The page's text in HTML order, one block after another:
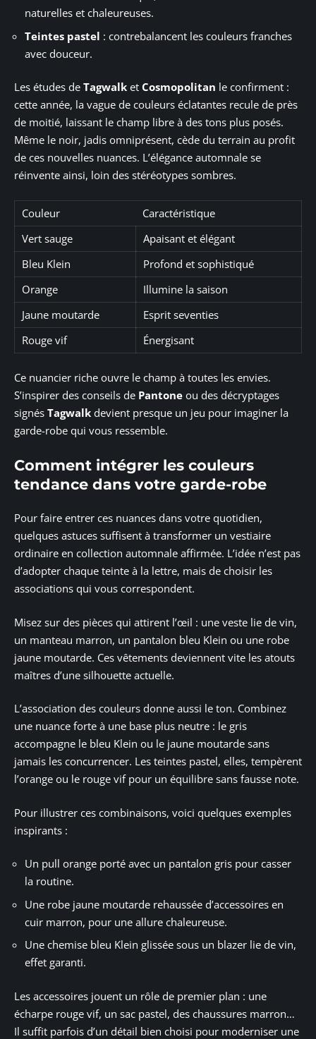
naturelles et chaleureuses.
Teintes pastel : contrebalancent les couleurs franches
avec douceur.
Les études de Tagwalk et Cosmopolitan le confirment :
cette année, la vague de couleurs éclatantes recule de près
de moitié, laissant le champ libre à des tons plus posés.
Même le noir, jadis omniprésent, cède du terrain au profit
de ces nouvelles nuances. L’élégance automnale se
réinvente ainsi, loin des stéréotypes sombres.
Couleur
Caractéristique
Vert sauge
Apaisant et élégant
Bleu Klein
Profond et sophistiqué
Orange
Illumine la saison
Jaune moutarde
Esprit seventies
Rouge vif
Énergisant
Ce nuancier riche ouvre le champ à toutes les envies.
S’inspirer des conseils de Pantone ou des décryptages
signés Tagwalk devient presque un jeu pour imaginer la
garde-robe qui vous ressemble.
Comment intégrer les couleurs
tendance dans votre garde-robe
Pour faire entrer ces nuances dans votre quotidien,
quelques astuces suffisent à transformer un vestiaire
ordinaire en collection automnale affirmée. L’idée n’est pas
d’adopter chaque teinte à la lettre, mais de choisir les
associations qui vous correspondent.
Misez sur des pièces qui attirent l’œil : une veste lie de vin,
un manteau marron, un pantalon bleu Klein ou une robe
jaune moutarde. Ces vêtements deviennent vite les atouts
maîtres d’une silhouette actuelle.
L’association des couleurs donne aussi le ton. Combinez
une nuance forte à une base plus neutre : le gris
accompagne le bleu Klein ou le jaune moutarde sans
jamais les concurrencer. Les teintes pastel, elles, tempèrent
l’orange ou le rouge vif pour un équilibre sans fausse note.
Pour illustrer ces combinaisons, voici quelques exemples
inspirants :
Un pull orange porté avec un pantalon gris pour casser
la routine.
Une robe jaune moutarde rehaussée d’accessoires en
cuir marron, pour une allure chaleureuse.
Une chemise bleu Klein glissée sous un blazer lie de vin,
effet garanti.
Les accessoires jouent un rôle de premier plan : une
écharpe rouge vif, un sac pastel, des chaussures marron…
Il suffit parfois d’un détail bien choisi pour moderniser une